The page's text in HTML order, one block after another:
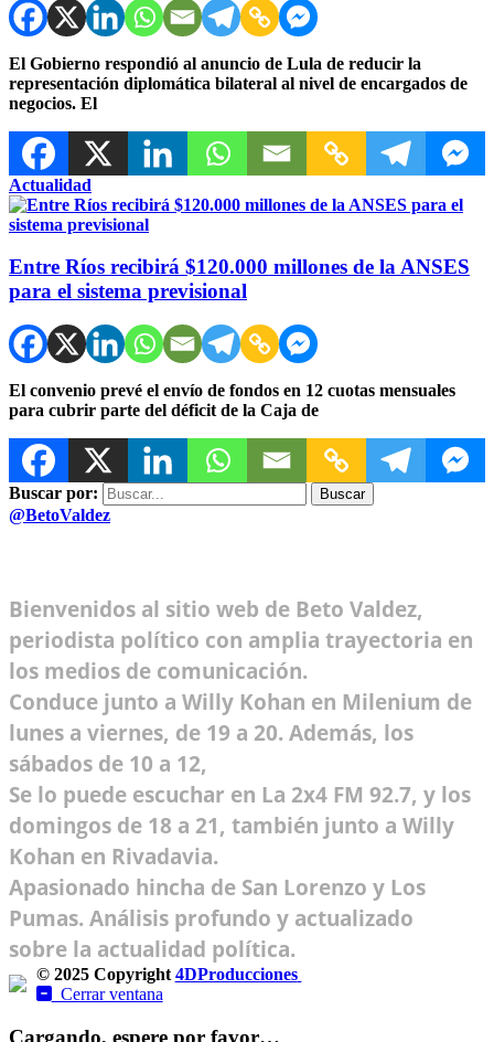
El Gobierno respondió al anuncio de Lula de reducir la
representación diplomática bilateral al nivel de encargados de
negocios. El
Actualidad
Entre Ríos recibirá $120.000 millones de la ANSES
para el sistema previsional
El convenio prevé el envío de fondos en 12 cuotas mensuales
para cubrir parte del déficit de la Caja de
Buscar por:
@BetoValdez
Bienvenidos al sitio web de Beto Valdez,
periodista político con amplia trayectoria en
los medios de comunicación.
Conduce junto a Willy Kohan en Milenium de
lunes a viernes, de 19 a 20. Además, los
sábados de 10 a 12,
Se lo puede escuchar en La 2x4 FM 92.7, y los
domingos de 18 a 21, también junto a Willy
Kohan en Rivadavia.
Apasionado hincha de San Lorenzo y Los
Pumas. Análisis profundo y actualizado
sobre la actualidad política.
© 2025 Copyright 4DProducciones
Cerrar ventana
Cargando, espere por favor…